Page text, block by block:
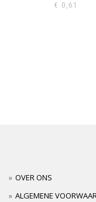
€ 0,61
OVER ONS
ALGEMENE